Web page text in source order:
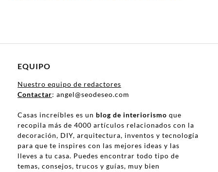
EQUIPO
Nuestro equipo de redactores
Contactar: angel@seodeseo.com
Casas increíbles es un blog de interiorismo que
recopila más de 4000 artículos relacionados con la
decoración, DIY, arquitectura, inventos y tecnología
para que te inspires con las mejores ideas y las
lleves a tu casa. Puedes encontrar todo tipo de
temas, consejos, trucos y guías, muy bien